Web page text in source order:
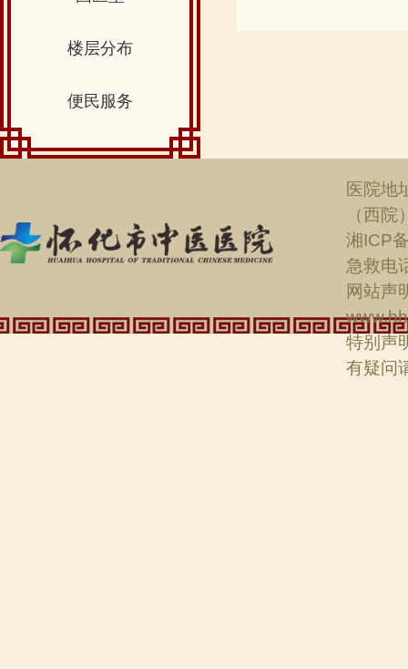
楼层分布
便民服务
医院地
（西院
湘ICP
急救电
网站声
特别声
有疑问